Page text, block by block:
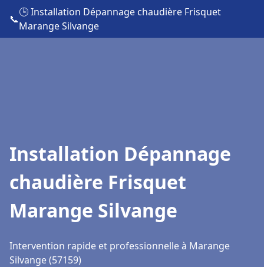
📞
🕒 Installation Dépannage chaudière Frisquet
Marange Silvange
Installation Dépannage
chaudière Frisquet
Marange Silvange
Intervention rapide et professionnelle à Marange
Silvange (57159)